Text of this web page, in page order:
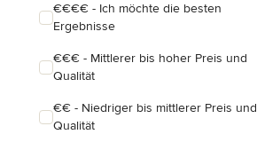
€€€€ - Ich möchte die besten
Ergebnisse
€€€ - Mittlerer bis hoher Preis und
Qualität
€€ - Niedriger bis mittlerer Preis und
Qualität